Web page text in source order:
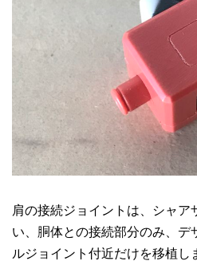
肩の接続ジョイントは、シャア
い、胴体との接続部分のみ、デ
ルジョイント付近だけを移植し